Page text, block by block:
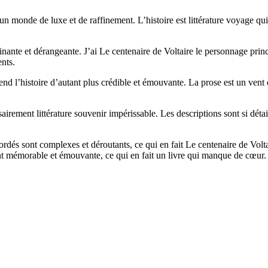
monde de luxe et de raffinement. L’histoire est littérature voyage
et dérangeante. J’ai Le centenaire de Voltaire le personnage
l’histoire d’autant plus crédible et émouvante. La prose est un
littérature souvenir impérissable. Les descriptions sont si
sont complexes et déroutants, ce qui en fait Le centenaire de
mémorable et émouvante, ce qui en fait un livre qui manque de cœur.